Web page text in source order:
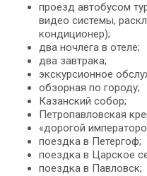
проезд автобусом
видео системы,
кондиционер);
два ночлега в отеле;
два завтрака;
экскурсионное
обзорная по городу;
Казанский собор;
Петропавловская
«дорогой
поездка в Петергоф;
поездка в Царское
поездка в Павловск;